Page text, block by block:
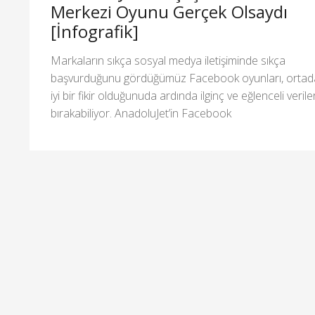
Merkezi Oyunu Gerçek Olsaydı
[İnfografik]
Markaların sıkça sosyal medya iletişiminde sıkça
başvurduğunu gördüğümüz Facebook oyunları,
iyi bir fikir olduğunuda ardında ilginç ve eğlenceli
bırakabiliyor. AnadoluJet’in Facebook